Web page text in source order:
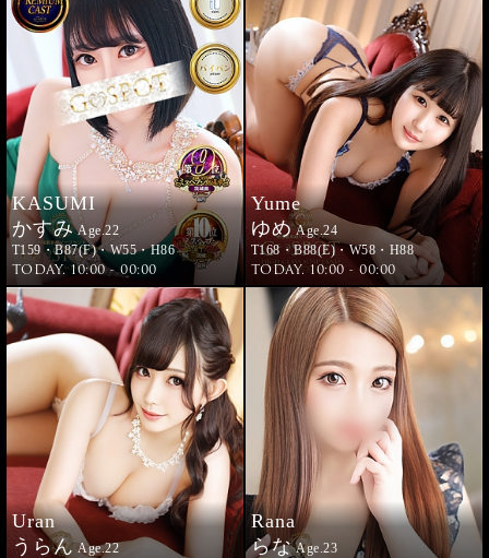
KASUMI
かすみAge.22
T159・B87(F)・W55・H86
TODAY. 10:00 - 00:00
Yume
ゆめAge.24
T168・B88(E)・W58・H88
TODAY. 10:00 - 00:00
Uran
うらん Age.22
Rana
らなAge.23